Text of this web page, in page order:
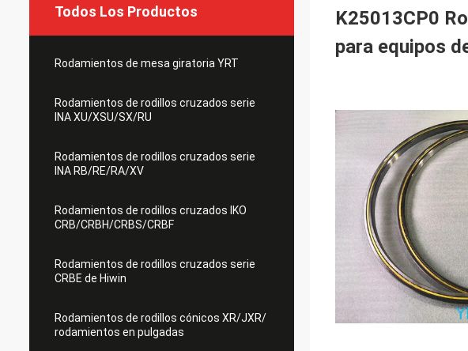
Todos Los Productos
Rodamientos de mesa giratoria YRT
Rodamientos de rodillos cruzados serie
INA XU/XSU/SX/RU
Rodamientos de rodillos cruzados serie
INA RB/RE/RA/XV
Rodamientos de rodillos cruzados IKO
CRB/CRBH/CRBS/CRBF
Rodamientos de rodillos cruzados serie
CRBE de Hiwin
Rodamientos de rodillos cónicos XR/JXR/
rodamientos en pulgadas
K25013CP0
para equipos